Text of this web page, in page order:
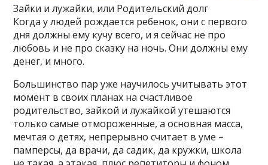
Зайки и лужайки, или Родительский долг
Когда у людей рождается ребенок, они с первого
дня должны ему кучу всего, и я сейчас не про
любовь и не про сказку на ночь. Они должны ему
денег, и много.
Большинство пар уже научилось учитывать этот
момент в своих планах на счастливое
родительство, зайкой и лужайкой утешаются
только самые отмороженные, а основная масса,
мечтая о детях, непрерывно считает в уме –
памперсы, да врачи, да садик, да кружки, школа